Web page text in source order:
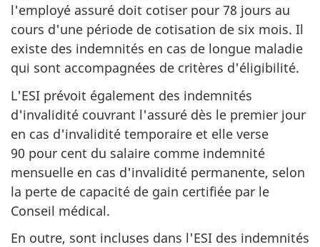
l'employé assuré doit cotiser pour 78 jours au
cours d'une période de cotisation de six mois. Il
existe des indemnités en cas de longue maladie
qui sont accompagnées de critères d'éligibilité.
L'ESI prévoit également des indemnités
d'invalidité couvrant l'assuré dès le premier jour
en cas d'invalidité temporaire et elle verse
90 pour cent du salaire comme indemnité
mensuelle en cas d'invalidité permanente, selon
la perte de capacité de gain certifiée par le
Conseil médical.
En outre, sont incluses dans l'ESI des indemnités